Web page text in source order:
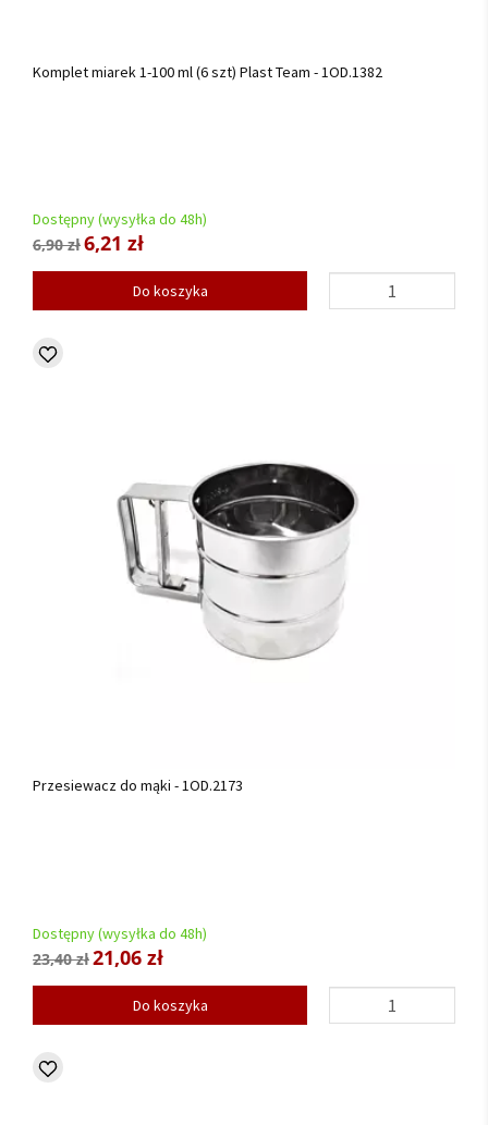
Komplet miarek 1-100 ml (6 szt) Plast Team - 1OD.1382
Dostępny (wysyłka do 48h)
6,90 zł6,21 zł
Do koszyka
Przesiewacz do mąki - 1OD.2173
Dostępny (wysyłka do 48h)
23,40 zł21,06 zł
Do koszyka